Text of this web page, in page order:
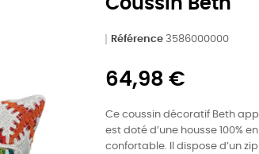
Coussin Beth
Référence 3586000000
64,98 €
Ce coussin décoratif Beth
est doté d’une housse 100%
confortable. Il dispose d’un